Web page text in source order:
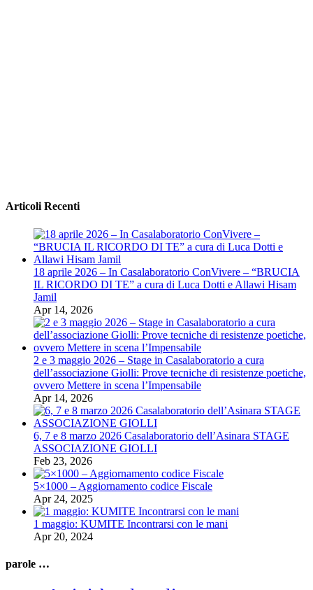
Articoli Recenti
18 aprile 2026 – In Casalaboratorio ConVivere – “BRUCIA
IL RICORDO DI TE” a cura di Luca Dotti e Allawi Hisam
Jamil
Apr 14, 2026
2 e 3 maggio 2026 – Stage in Casalaboratorio a cura
dell’associazione Giolli: Prove tecniche di resistenze poetiche,
ovvero Mettere in scena l’Impensabile
Apr 14, 2026
6, 7 e 8 marzo 2026 Casalaboratorio dell’Asinara STAGE
ASSOCIAZIONE GIOLLI
Feb 23, 2026
5×1000 – Aggiornamento codice Fiscale
Apr 24, 2025
1 maggio: KUMITE Incontrarsi con le mani
Apr 20, 2024
parole …